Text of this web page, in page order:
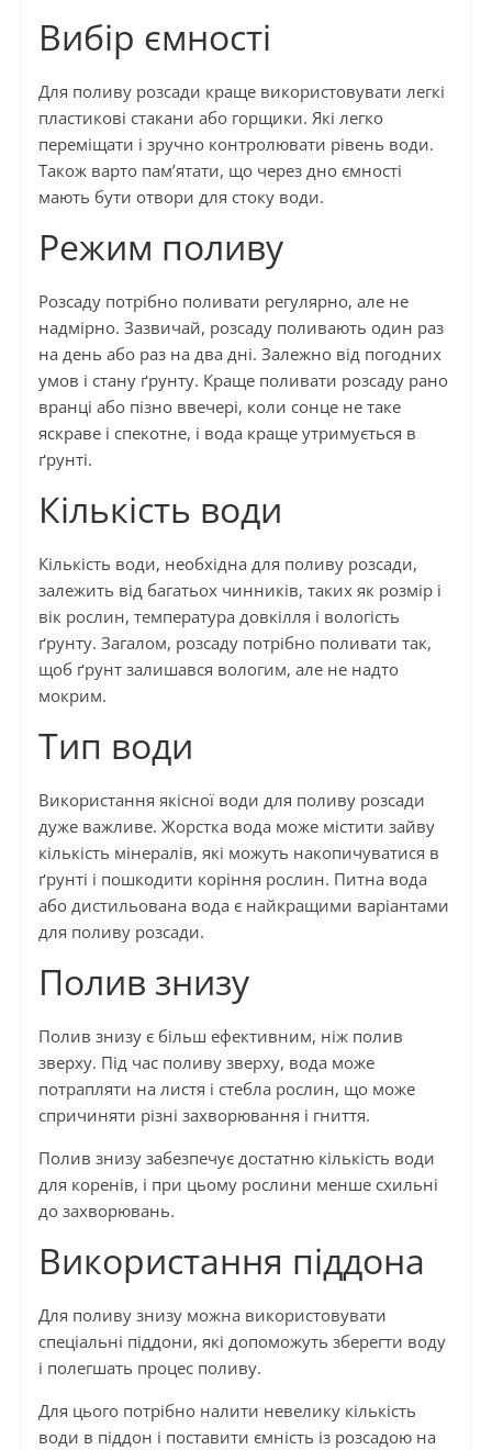
Вибір ємності
Для поливу розсади краще використовувати легкі
пластикові стакани або горщики. Які легко
переміщати і зручно контролювати рівень води.
Також варто пам’ятати, що через дно ємності
мають бути отвори для стоку води.
Режим поливу
Розсаду потрібно поливати регулярно, але не
надмірно. Зазвичай, розсаду поливають один раз
на день або раз на два дні. Залежно від погодних
умов і стану ґрунту. Краще поливати розсаду рано
вранці або пізно ввечері, коли сонце не таке
яскраве і спекотне, і вода краще утримується в
ґрунті.
Кількість води
Кількість води, необхідна для поливу розсади,
залежить від багатьох чинників, таких як розмір і
вік рослин, температура довкілля і вологість
ґрунту. Загалом, розсаду потрібно поливати так,
щоб ґрунт залишався вологим, але не надто
мокрим.
Тип води
Використання якісної води для поливу розсади
дуже важливе. Жорстка вода може містити зайву
кількість мінералів, які можуть накопичуватися в
ґрунті і пошкодити коріння рослин. Питна вода
або дистильована вода є найкращими варіантами
для поливу розсади.
Полив знизу
Полив знизу є більш ефективним, ніж полив
зверху. Під час поливу зверху, вода може
потрапляти на листя і стебла рослин, що може
спричиняти різні захворювання і гниття.
Полив знизу забезпечує достатню кількість води
для коренів, і при цьому рослини менше схильні
до захворювань.
Використання піддона
Для поливу знизу можна використовувати
спеціальні піддони, які допоможуть зберегти воду
і полегшать процес поливу.
Для цього потрібно налити невелику кількість
води в піддон і поставити ємність із розсадою на